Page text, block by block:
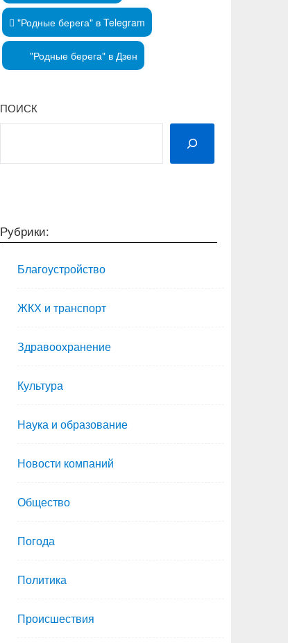
"Родные берега" в Telegram
"Родные берега" в Дзен
ПОИСК
Рубрики:
Благоустройство
ЖКХ и транспорт
Здравоохранение
Культура
Наука и образование
Новости компаний
Общество
Погода
Политика
Происшествия